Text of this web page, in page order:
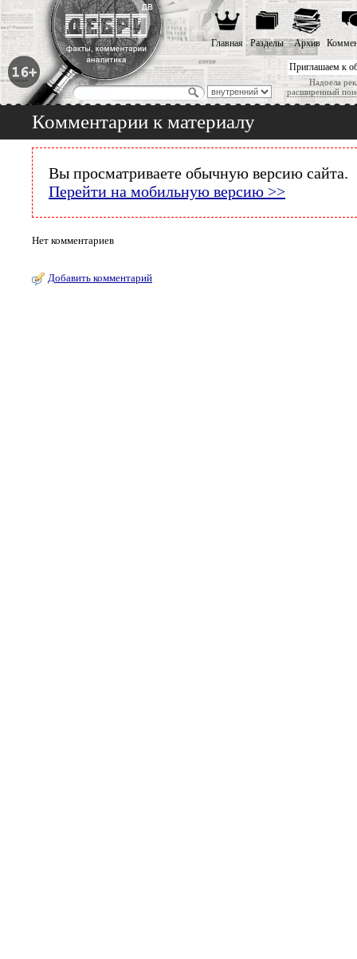
Приглашаем к
Надоела
расширенный
Главная Разделы Архив
Комментарии к материалу
Вы просматриваете обычную версию сайта.
Перейти на мобильную версию >>
Нет комментариев
Добавить комментарий